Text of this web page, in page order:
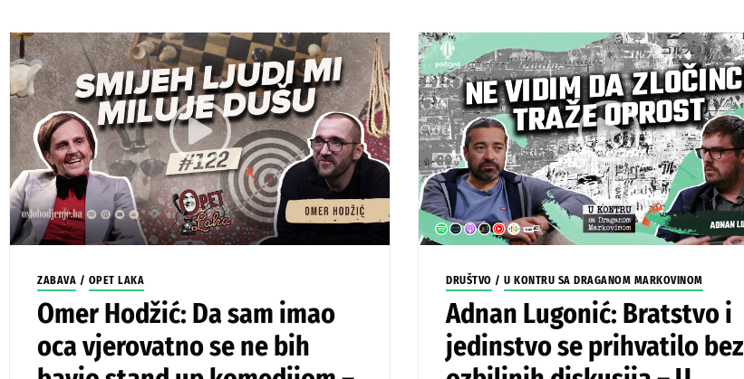
ZABAVA / OPET LAKA
Omer Hodžić: Da sam imao
oca vjerovatno se ne bih
DRUŠTVO /U KONTRU SA DRAGANOM MARKOVINOM
Adnan Lugonić: Bratstvo i
jedinstvo se prihvatilo bez